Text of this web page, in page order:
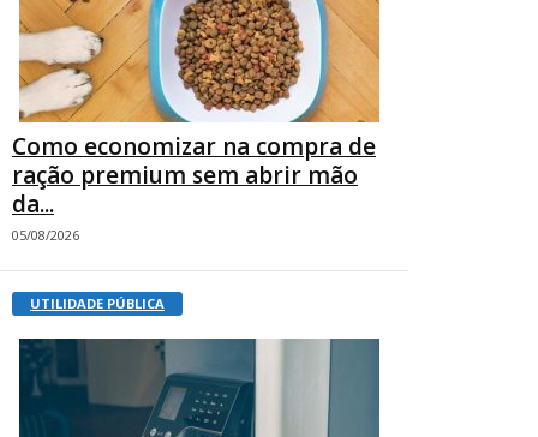
Como economizar na compra de
ração premium sem abrir mão
da...
05/08/2026
UTILIDADE PÚBLICA